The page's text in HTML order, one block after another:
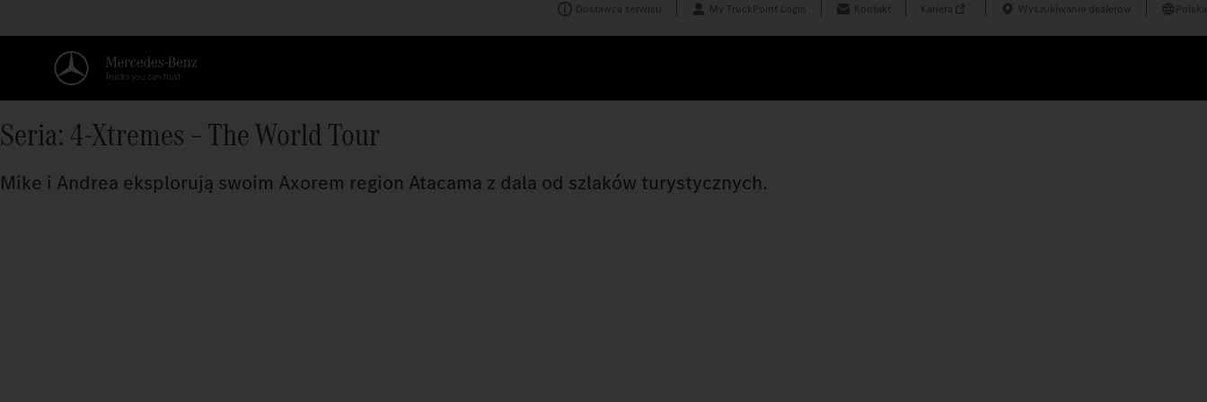
Dostawca serwisu My TruckPoint Login Kontakt Kariera Wyszukiwanie dealerów Polska
Seria: 4-Xtremes – The World Tour
Mike i Andrea eksplorują swoim Axorem region Atacama z dala od szlaków turystycznych.